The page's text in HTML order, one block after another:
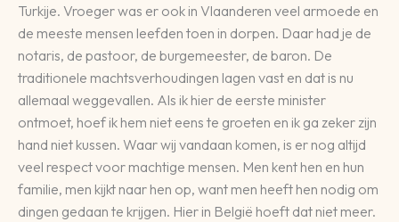
Turkije. Vroeger was er ook in Vlaanderen veel armoede en
de meeste mensen leefden toen in dorpen. Daar had je de
notaris, de pastoor, de burgemeester, de baron. De
traditionele machtsverhoudingen lagen vast en dat is nu
allemaal weggevallen. Als ik hier de eerste minister
ontmoet, hoef ik hem niet eens te groeten en ik ga zeker zijn
hand niet kussen. Waar wij vandaan komen, is er nog altijd
veel respect voor machtige mensen. Men kent hen en hun
familie, men kijkt naar hen op, want men heeft hen nodig om
dingen gedaan te krijgen. Hier in België hoeft dat niet meer.